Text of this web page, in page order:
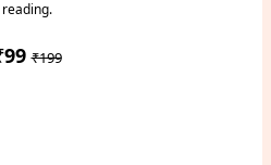
reading.
₹199